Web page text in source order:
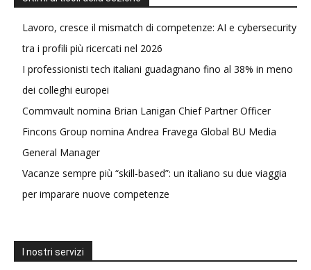
Lavoro, cresce il mismatch di competenze: AI e cybersecurity
tra i profili più ricercati nel 2026
I professionisti tech italiani guadagnano fino al 38% in meno
dei colleghi europei
Commvault nomina Brian Lanigan Chief Partner Officer
Fincons Group nomina Andrea Fravega Global BU Media
General Manager
Vacanze sempre più “skill-based”: un italiano su due viaggia
per imparare nuove competenze
I nostri servizi